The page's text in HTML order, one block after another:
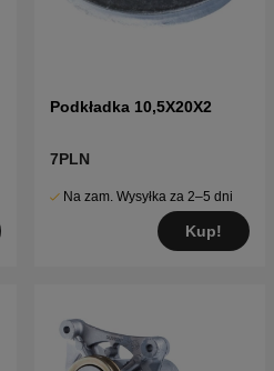
Podkładka 10,5X20X2
7PLN
Na zam. Wysyłka za 2–5 dni
Kup!